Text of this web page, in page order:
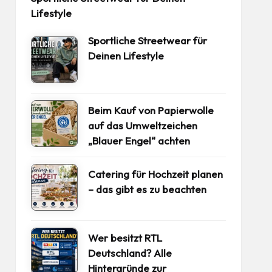
Lifestyle
Sportliche Streetwear für
Deinen Lifestyle
Beim Kauf von Papierwolle
auf das Umweltzeichen
„Blauer Engel“ achten
Catering für Hochzeit planen
– das gibt es zu beachten
Wer besitzt RTL
Deutschland? Alle
Hintergründe zur